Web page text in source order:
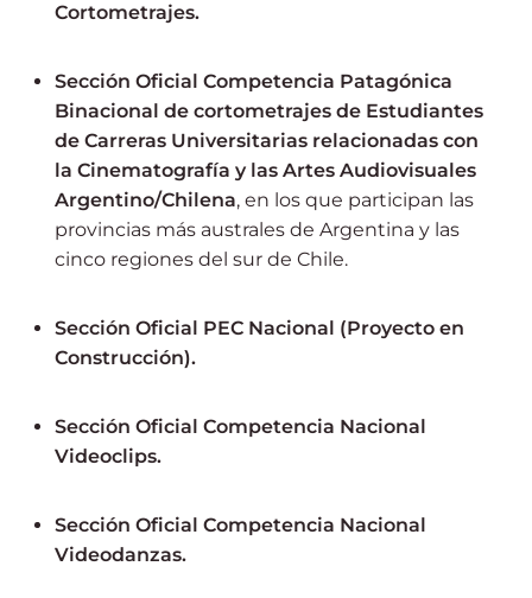
Cortometrajes.
Sección Oficial Competencia Patagónica
Binacional de cortometrajes de Estudiantes
de Carreras Universitarias relacionadas con
la Cinematografía y las Artes Audiovisuales
Argentino/Chilena, en los que participan las
provincias más australes de Argentina y las
cinco regiones del sur de Chile.
Sección Oficial PEC Nacional (Proyecto en
Construcción).
Sección Oficial Competencia Nacional
Videoclips.
Sección Oficial Competencia Nacional
Videodanzas.